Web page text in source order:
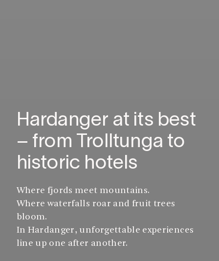
Hardanger at its best
– from Trolltunga to
historic hotels
Where fjords meet mountains.
Where waterfalls roar and fruit trees
bloom.
In Hardanger, unforgettable experiences
line up one after another.